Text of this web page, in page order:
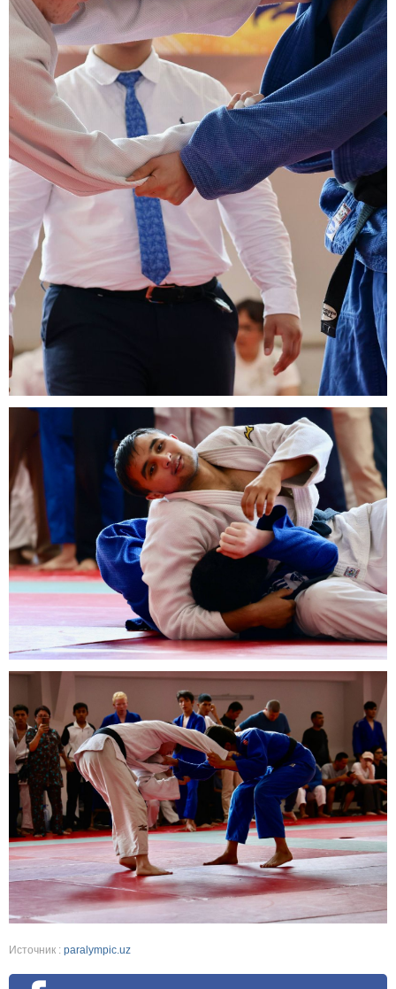
Источник : paralympic.uz